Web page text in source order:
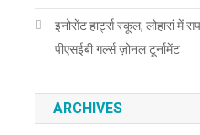
इनोसेंट हार्ट्स स्कूल, लोहारां में
पीएसईबी गर्ल्स ज़ोनल टूर्नामेंट
ARCHIVES